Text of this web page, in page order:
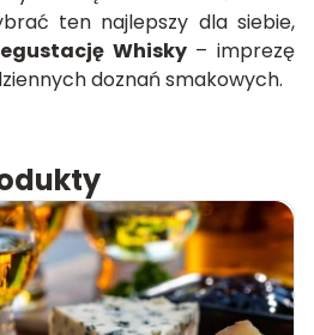
ten najlepszy dla siebie,
Whisky– imprezę
doznań smakowych.